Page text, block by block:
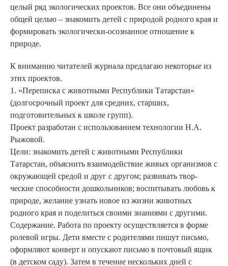
целый ряд экологи­ческих проектов. Все они объединены
общей целью – знакомить детей с при­родой родного края и
формиро­вать экологически-осознанное отношение к
природе.
К вниманию читателей журнала предлагаю некоторые из
этих проектов.
1. «Переписка с животными Республики Татарстан»
(долгосрочный проект для средних, старших,
подготовительных к школе групп).
Проект разработан с использо­ванием технологии Н.А.
Рыжо­вой.
Цели: знакомить детей с жи­вотными Республики
Татарстан, объяснить взаимодействие живых организмов с
окружающей средой и друг с другом; развивать твор­
ческие способности дошкольни­ков; воспитывать любовь к
при­роде, желание узнать новое из жизни животных
родного края и поделиться своими знаниями с другими.
Содержание. Работа по проек­ту осуществляется в форме
роле­вой игры. Дети вместе с родите­лями пишут письмо,
оформляют конверт и опускают письмо в почтовый ящик
(в детском саду). За­тем в течение нескольких дней с